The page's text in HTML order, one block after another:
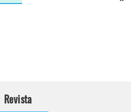
Revista